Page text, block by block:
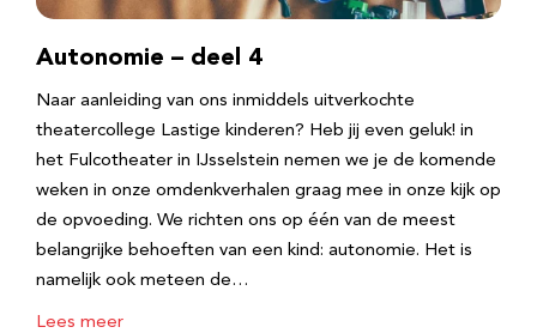
Autonomie – deel 4
Naar aanleiding van ons inmiddels uitverkochte
theatercollege Lastige kinderen? Heb jij even geluk! in
het Fulcotheater in IJsselstein nemen we je de komende
weken in onze omdenkverhalen graag mee in onze kijk op
de opvoeding. We richten ons op één van de meest
belangrijke behoeften van een kind: autonomie. Het is
namelijk ook meteen de…
Lees meer